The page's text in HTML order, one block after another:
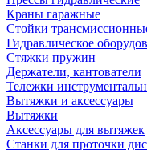
Краны гаражные
Стойки
Гидравлическое
Стяжки пружин
Держатели, кантователи
Тележки
Вытяжки и аксессуары
Вытяжки
Аксессуары для вытяжек
Станки для проточки